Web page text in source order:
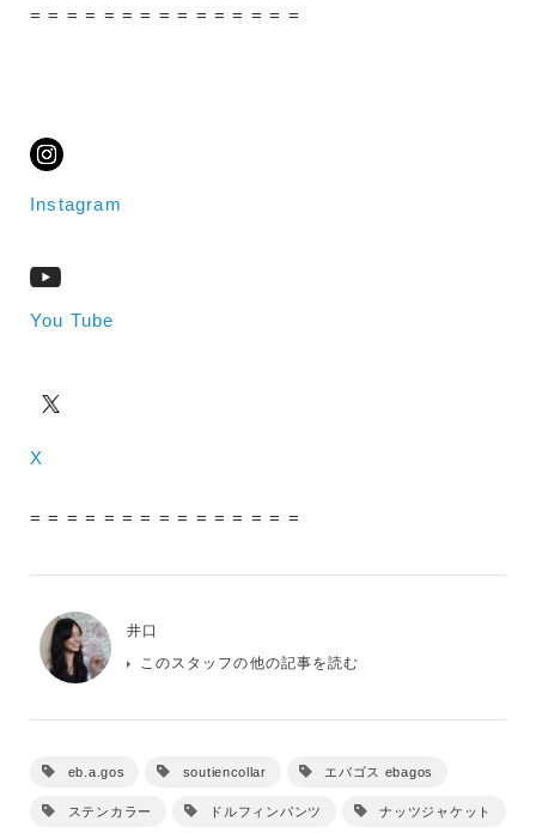
= = = = = = = = = = = = = = =
Instagram
You Tube
X
= = = = = = = = = = = = = = =
井口
このスタッフの他の記事を読む
eb.a.gos soutiencollar エバゴス ebagos
ステンカラー ドルフィンパンツ ナッツジャケット